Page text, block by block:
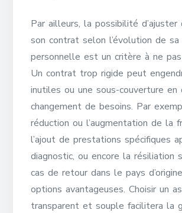
Par ailleurs, la possibilité d’ajuster
son contrat selon l’évolution de
personnelle est un critère à ne
Un contrat trop rigide peut
inutiles ou une sous-couverture en
changement de besoins. Par
réduction ou l’augmentation de la
l’ajout de prestations spécifiques
diagnostic, ou encore la résiliation
cas de retour dans le pays
options avantageuses. Choisir un
transparent et souple facilitera la